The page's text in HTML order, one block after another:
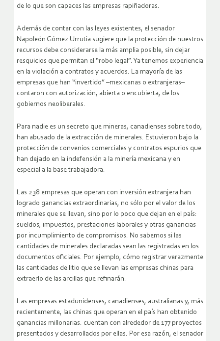
de lo que son capaces las empresas rapiñadoras.
Además de contar con las leyes existentes, el senador
Napoleón Gómez Urrutia sugiere que la protección de nuestros
recursos debe considerarse la más amplia posible, sin dejar
resquicios que permitan el “robo legal”. Ya tenemos experiencia
en la violación a contratos y acuerdos. La mayoría de las
empresas que han “invertido” –mexicanas o extranjeras–
contaron con autorización, abierta o encubierta, de los
gobiernos neoliberales.
Para nadie es un secreto que mineras, canadienses sobre todo,
han abusado de la extracción de minerales. Estuvieron bajo la
protección de convenios comerciales y contratos espurios que
han dejado en la indefensión a la minería mexicana y en
especial a la base trabajadora.
Las 238 empresas que operan con inversión extranjera han
logrado ganancias extraordinarias, no sólo por el valor de los
minerales que se llevan, sino por lo poco que dejan en el país:
sueldos, impuestos, prestaciones laborales y otras ganancias
por incumplimiento de compromisos. No sabemos si las
cantidades de minerales declaradas sean las registradas en los
documentos oficiales. Por ejemplo, cómo registrar verazmente
las cantidades de litio que se llevan las empresas chinas para
extraerlo de las arcillas que refinarán.
Las empresas estadunidenses, canadienses, australianas y, más
recientemente, las chinas que operan en el país han obtenido
ganancias millonarias. cuentan con alrededor de 177 proyectos
presentados y desarrollados por ellas. Por esa razón, el senador